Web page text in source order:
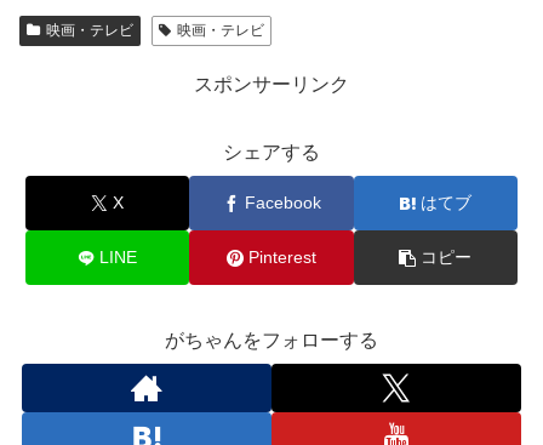
映画・テレビ 映画・テレビ
スポンサーリンク
シェアする
X Facebook はてブ
LINE Pinterest コピー
がちゃんをフォローする